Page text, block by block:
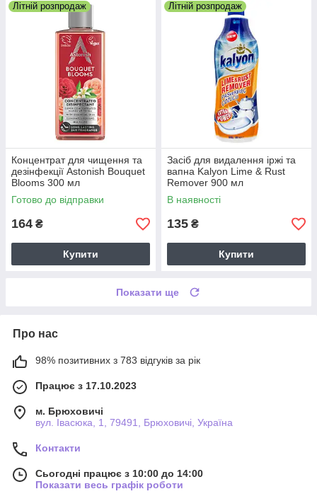
Літній розпродаж
Концентрат для чищення та
дезінфекції Astonish Bouquet
Blooms 300 мл
Готово до відправки
164 ₴
Купити
Літній розпродаж
Засіб для видалення іржі та
вапна Kalyon Lime & Rust
Remover 900 мл
В наявності
135 ₴
Купити
Показати ще
Про нас
98% позитивних з 783 відгуків за рік
Працює з 17.10.2023
м. Брюховичі
вул. Івасюка, 1, 79491, Брюховичі, Україна
Контакти
Сьогодні працює з 10:00 до 14:00
Показати весь графік роботи